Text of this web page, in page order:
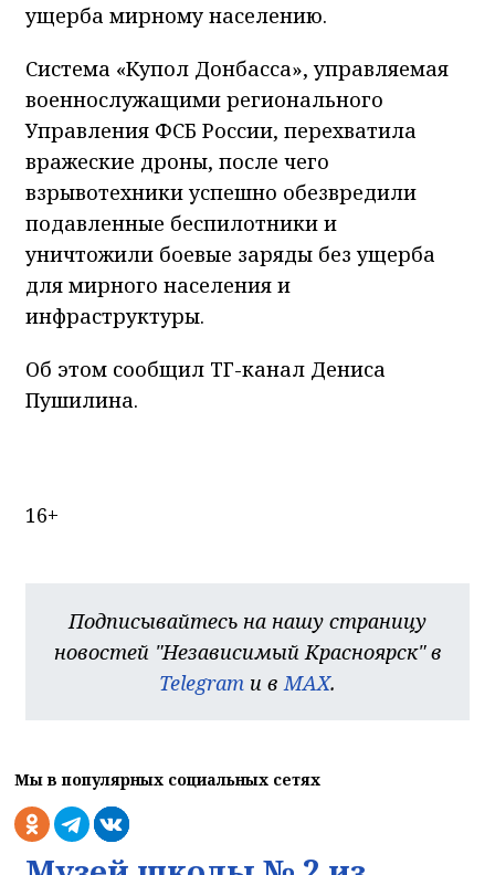
ущерба мирному населению.
Система «Купол Донбасса», управляемая
военнослужащими регионального
Управления ФСБ России, перехватила
вражеские дроны, после чего
взрывотехники успешно обезвредили
подавленные беспилотники и
уничтожили боевые заряды без ущерба
для мирного населения и
инфраструктуры.
Об этом сообщил ТГ-канал Дениса
Пушилина.
16+
Подписывайтесь на нашу страницу
новостей "Независимый Красноярск" в
Telegram и в MAX.
Мы в популярных социальных сетях